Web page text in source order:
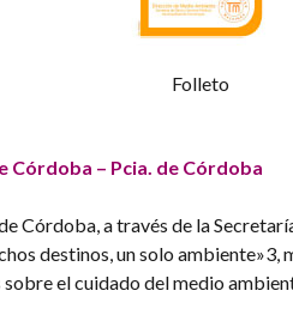
Folleto
Córdoba – Pcia. de Córdoba
Córdoba, a través de la
destinos, un solo
el cuidado del medio